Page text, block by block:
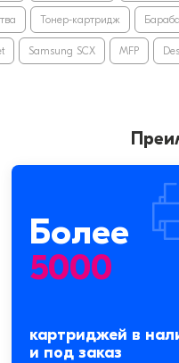
Тонер-картридж
Samsung SCX MFP
Более
5000
картриджей в
и под заказ